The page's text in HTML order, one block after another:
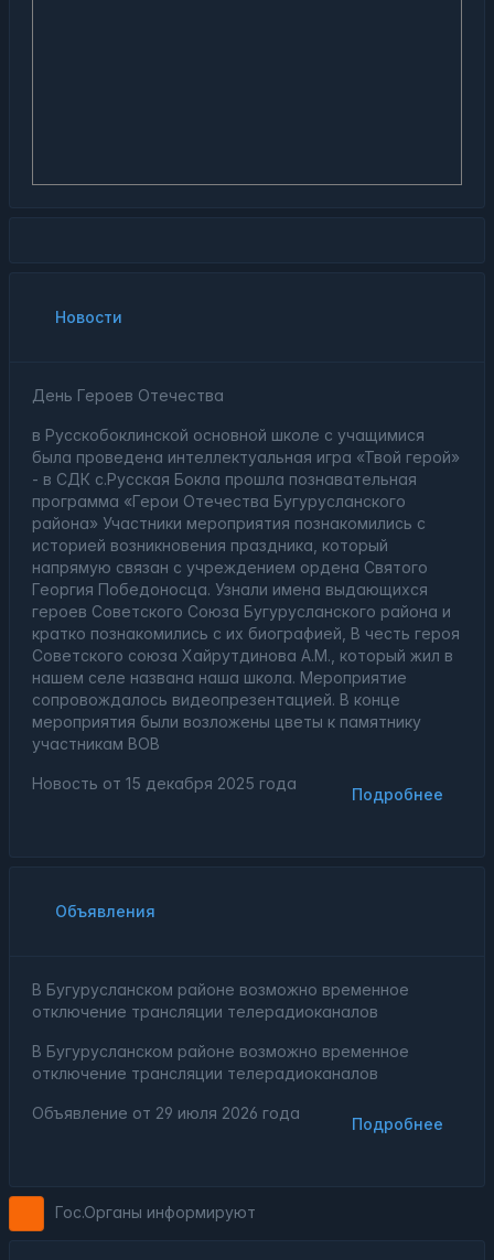
Новости
День Героев Отечества
в Русскобоклинской основной школе с учащимися
была проведена интеллектуальная игра «Твой герой»
- в СДК с.Русская Бокла прошла познавательная
программа «Герои Отечества Бугурусланского
района» Участники мероприятия познакомились с
историей возникновения праздника, который
напрямую связан с учреждением ордена Святого
Георгия Победоносца. Узнали имена выдающихся
героев Советского Союза Бугурусланского района и
кратко познакомились с их биографией, В честь героя
Советского союза Хайрутдинова А.М., который жил в
нашем селе названа наша школа. Мероприятие
сопровождалось видеопрезентацией. В конце
мероприятия были возложены цветы к памятнику
участникам ВОВ
Подробнее
Новость от 15 декабря 2025 года
Объявления
В Бугурусланском районе возможно временное
отключение трансляции телерадиоканалов
В Бугурусланском районе возможно временное
отключение трансляции телерадиоканалов
Подробнее
Объявление от 29 июля 2026 года
Гос.Органы информируют